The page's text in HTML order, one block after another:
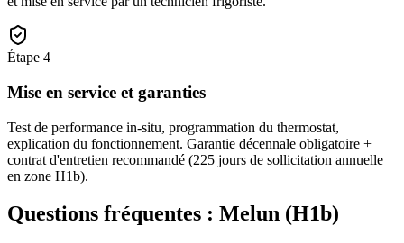
Étape 4
Mise en service et garanties
Test de performance in-situ, programmation du thermostat,
explication du fonctionnement. Garantie décennale obligatoire +
contrat d'entretien recommandé (225 jours de sollicitation annuelle
en zone H1b).
Questions fréquentes : Melun (H1b)